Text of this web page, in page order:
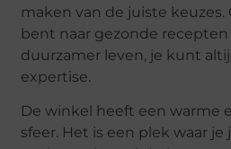
maken van de juiste keuzes.
bent naar gezonde recepten
duurzamer leven, je kunt
expertise.
De winkel heeft een warme
sfeer. Het is een plek waar